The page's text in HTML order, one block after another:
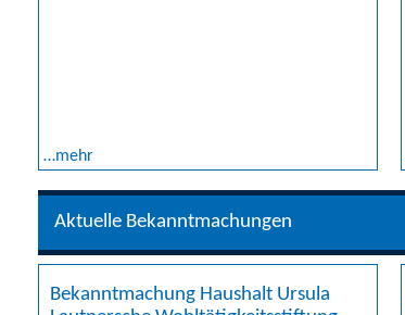
…mehr
Aktuelle Bekanntmachungen
Bekanntmachung Haushalt Ursula